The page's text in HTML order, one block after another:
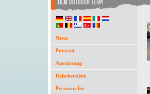
News
Portrait
Ausrüstung
Reiseberichte
Pressearchiv